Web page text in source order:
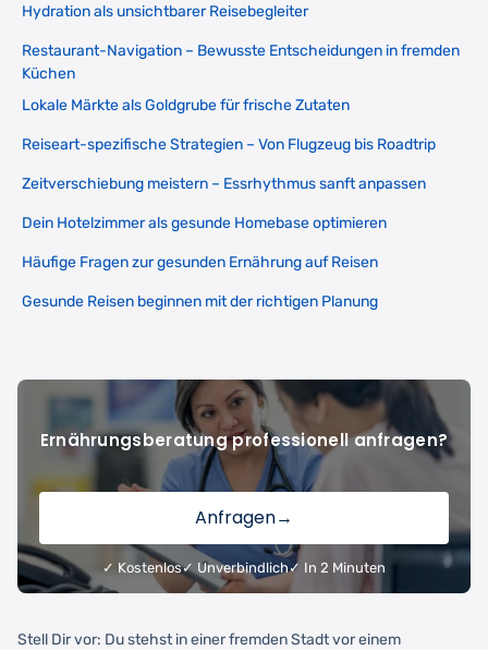
Hydration als unsichtbarer Reisebegleiter
Restaurant-Navigation – Bewusste Entscheidungen in fremden
Küchen
Lokale Märkte als Goldgrube für frische Zutaten
Reiseart-spezifische Strategien – Von Flugzeug bis Roadtrip
Zeitverschiebung meistern – Essrhythmus sanft anpassen
Dein Hotelzimmer als gesunde Homebase optimieren
Häufige Fragen zur gesunden Ernährung auf Reisen
Gesunde Reisen beginnen mit der richtigen Planung
Ernährungsberatung professionell anfragen?
Anfragen→
✓ Kostenlos✓ Unverbindlich✓ In 2 Minuten
Stell Dir vor: Du stehst in einer fremden Stadt vor einem